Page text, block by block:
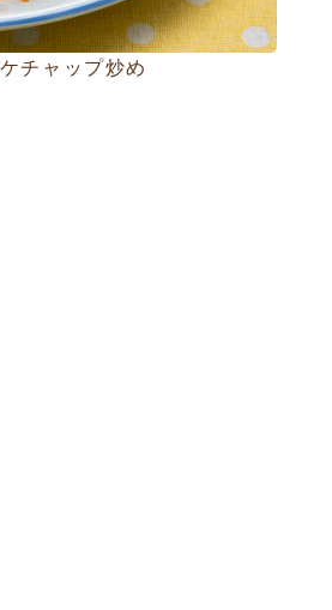
チャップ炒め